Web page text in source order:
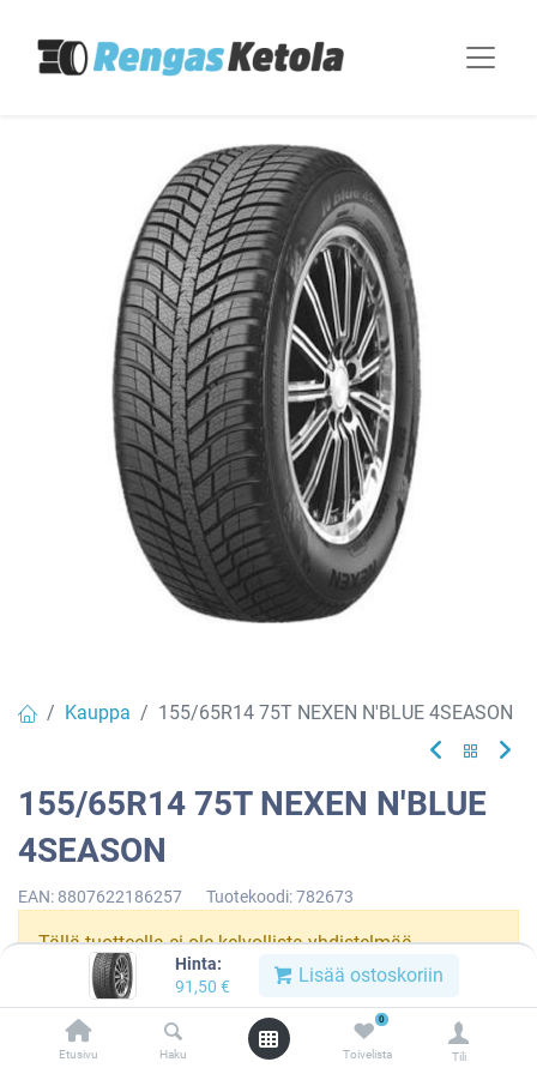
Hinta:
91,50 € Lisää ostoskoriin
Etusivu Haku
0
Toivelista Tili
Kauppa 155/65R14 75T NEXEN N'BLUE 4SEASON
155/65R14 75T NEXEN N'BLUE
4SEASON
EAN: 8807622186257 Tuotekoodi:782673
Tällä tuotteella ei ole kelvollista yhdistelmää.
NEXEN